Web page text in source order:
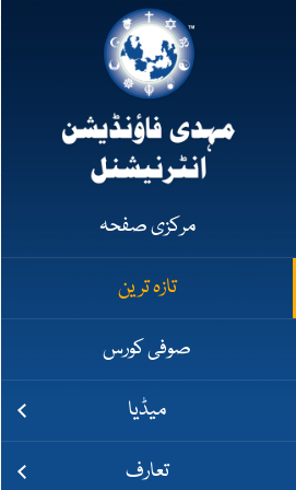
مرکزی صفحہ
تازہ ترین
صوفی کورس
میڈیا
تعارف